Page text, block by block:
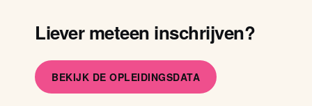
Liever meteen inschrijven?
BEKIJK DE OPLEIDINGSDATA